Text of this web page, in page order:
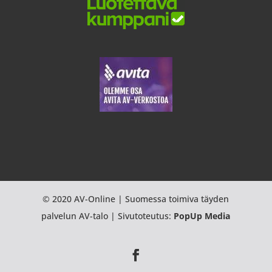
© 2020 AV-Online | Suomessa toimiva täyden
palvelun AV-talo | Sivutoteutus: PopUp Media